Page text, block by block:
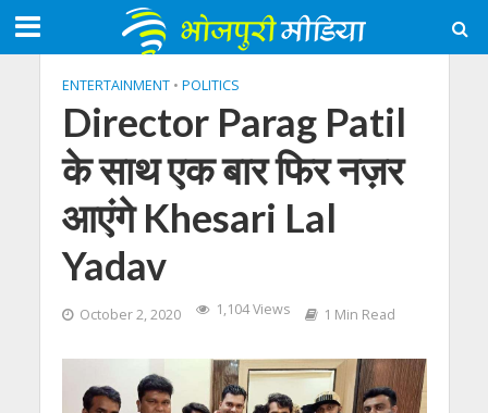
ENTERTAINMENT • POLITICS
Director Parag Patil
के साथ एक बार फिर नज़र
आएंगे Khesari Lal
Yadav
October 2, 2020 1,104 Views 1 Min Read